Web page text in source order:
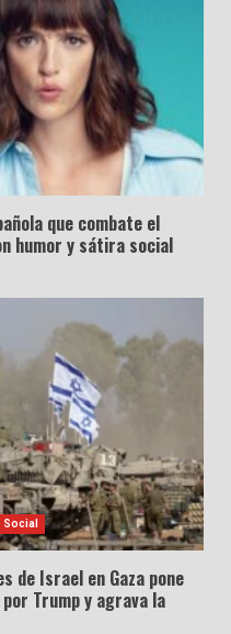
que combate el
humor y sátira social
Social
de Israel en Gaza pone
Trump y agrava la